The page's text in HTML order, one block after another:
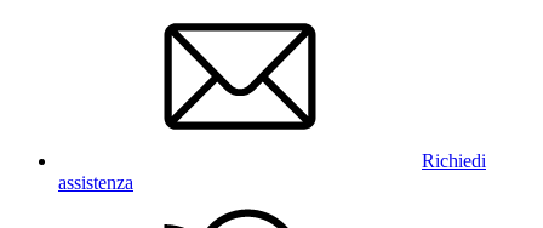
Richiedi
assistenza